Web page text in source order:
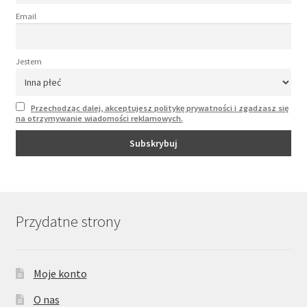
Email
Jestem
Przechodząc dalej, akceptujesz politykę prywatności i zgadzasz się
na otrzymywanie wiadomości reklamowych.
Przydatne strony
Moje konto
O nas